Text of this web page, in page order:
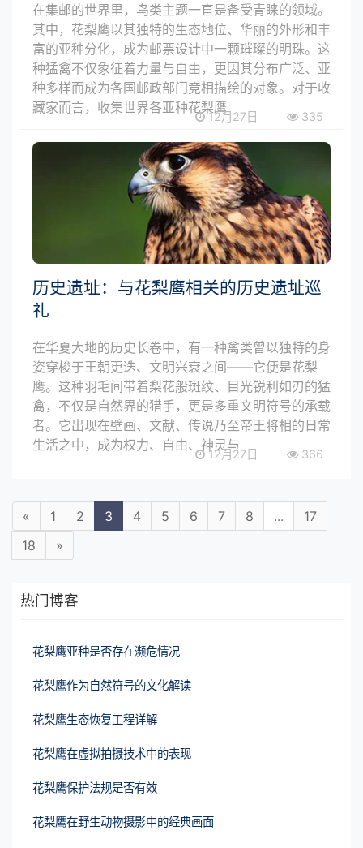
在集邮的世界里，鸟类主题一直是备受青睐的领域。
其中，花梨鹰以其独特的生态地位、华丽的外形和丰
富的亚种分化，成为邮票设计中一颗璀璨的明珠。这
种猛禽不仅象征着力量与自由，更因其分布广泛、亚
种多样而成为各国邮政部门竞相描绘的对象。对于收
藏家而言，收集世界各亚种花梨鹰
12月27日 335
历史遗址：与花梨鹰相关的历史遗址巡
礼
在华夏大地的历史长卷中，有一种禽类曾以独特的身
姿穿梭于王朝更迭、文明兴衰之间——它便是花梨
鹰。这种羽毛间带着梨花般斑纹、目光锐利如刃的猛
禽，不仅是自然界的猎手，更是多重文明符号的承载
者。它出现在壁画、文献、传说乃至帝王将相的日常
生活之中，成为权力、自由、神灵与
12月27日 366
« 1 2 3 4 5 6 7 8 ...
17
18
»
热门博客
花梨鹰亚种是否存在濒危情况
花梨鹰作为自然符号的文化解读
花梨鹰生态恢复工程详解
花梨鹰在虚拟拍摄技术中的表现
花梨鹰保护法规是否有效
花梨鹰在野生动物摄影中的经典画面